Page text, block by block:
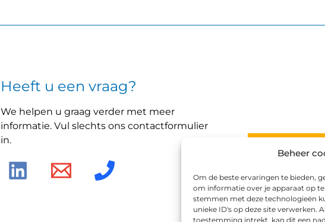
Beheer
Om de beste ervaringen te bieden,
om informatie over je apparaat op
stemmen met deze technologieën
unieke ID's op deze site verwerken.
toestemming intrekt, kan dit een
Heeft u een vraag?
We helpen u graag verder met meer
informatie. Vul slechts ons contactformulier
in.